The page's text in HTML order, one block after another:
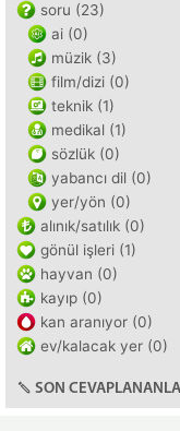
soru (23)
ai (0)
müzik (3)
film/dizi (0)
teknik (1)
medikal (1)
sözlük (0)
yabancı dil (0)
yer/yön (0)
alınık/satılık (0)
gönül işleri (1)
hayvan (0)
kayıp (0)
kan aranıyor (0)
ev/kalacak yer (0)
SON